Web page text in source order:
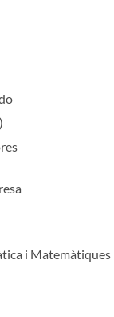
i Matemàtiques